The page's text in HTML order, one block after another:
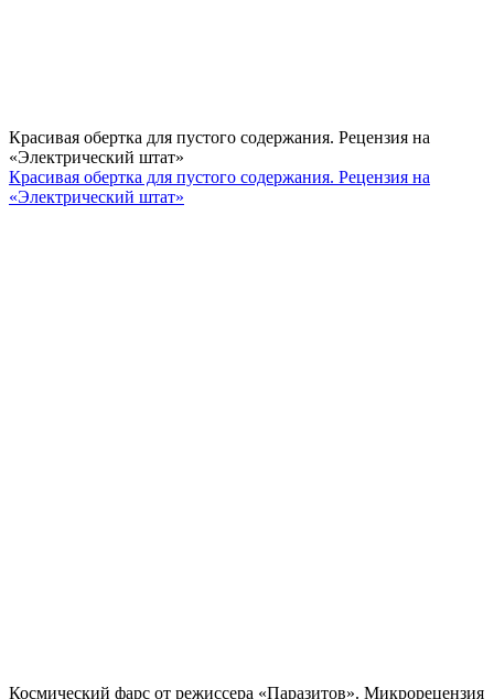
Красивая обертка для пустого содержания. Рецензия на
«Электрический штат»
Красивая обертка для пустого содержания. Рецензия на
«Электрический штат»
Космический фарс от режиссера «Паразитов». Микрорецензия